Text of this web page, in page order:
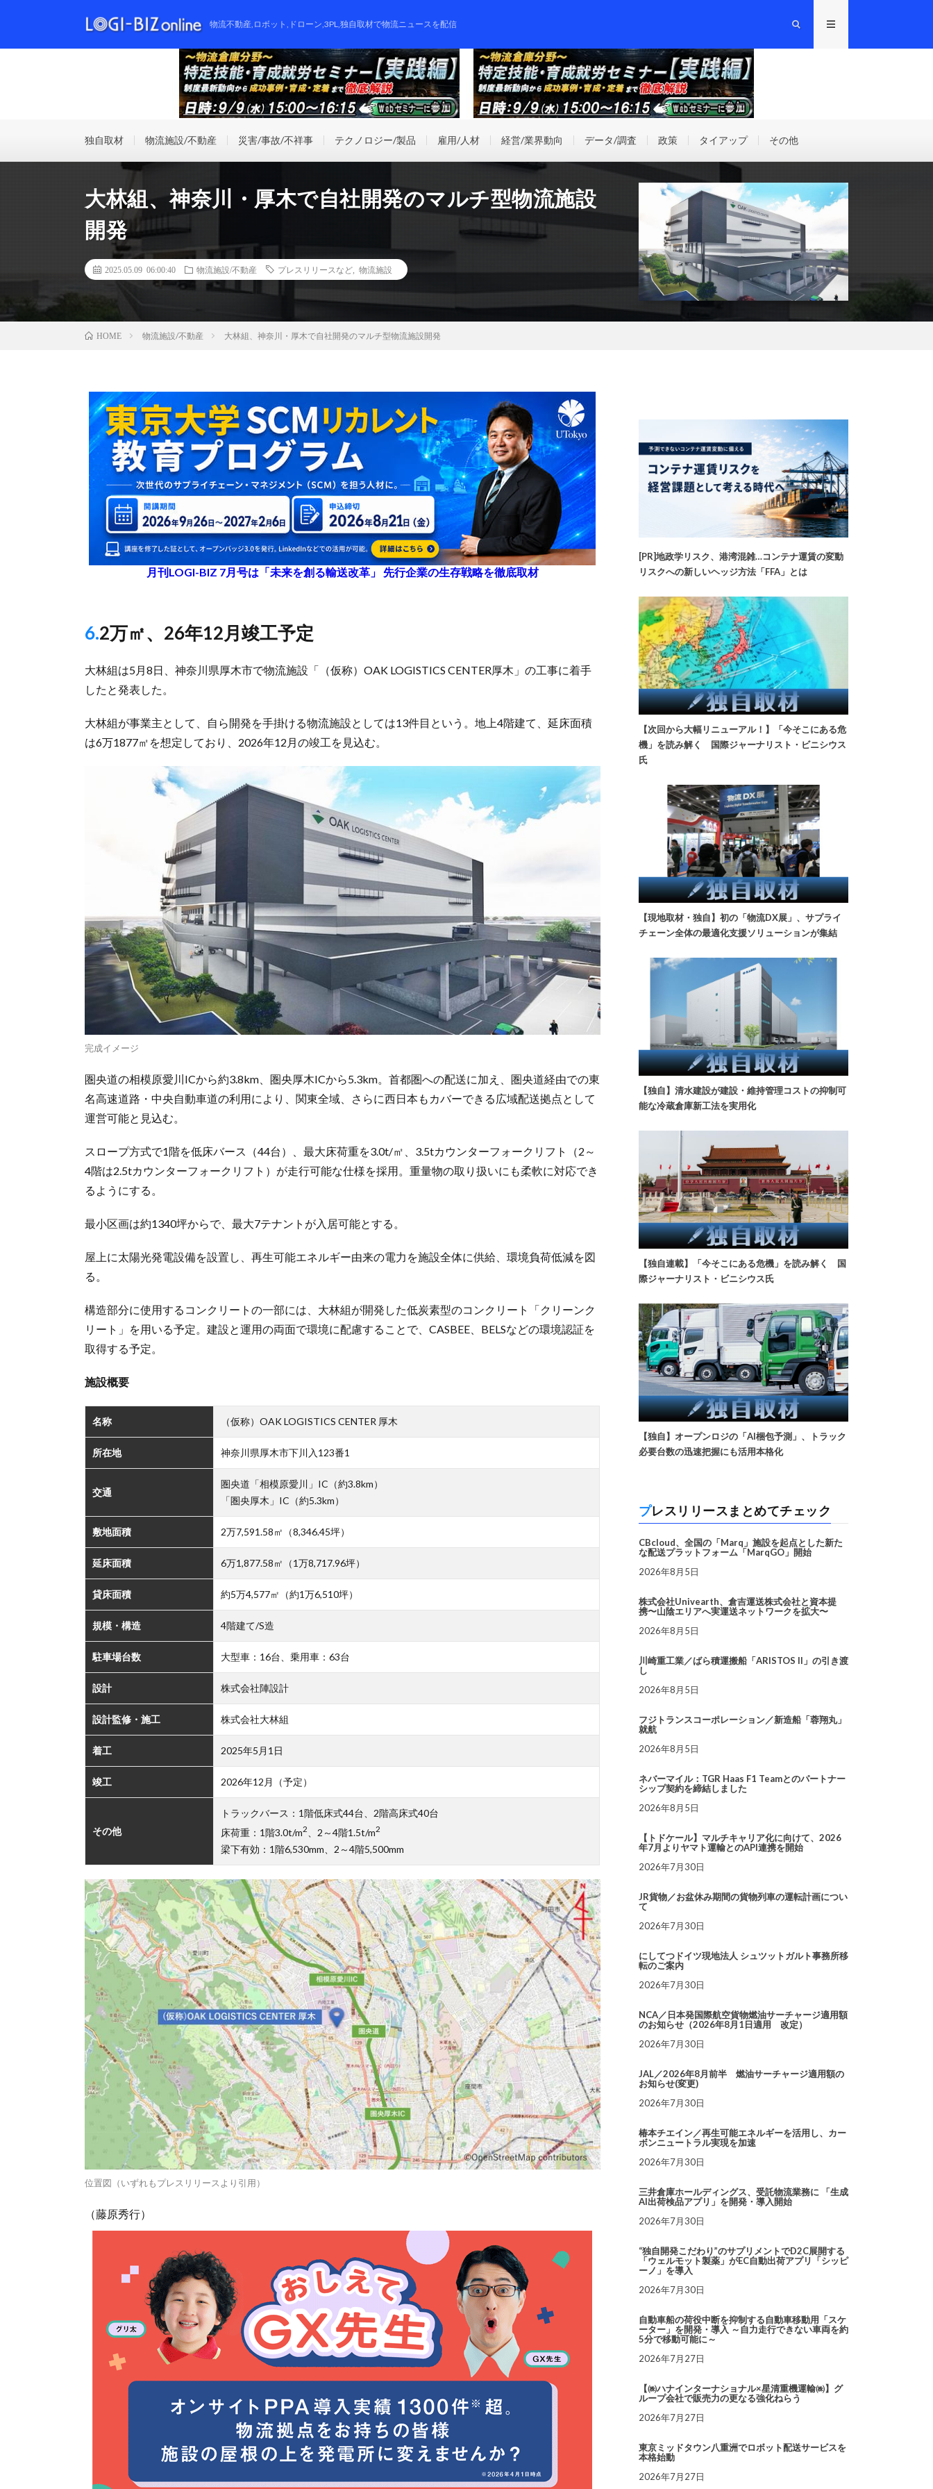
物流不動産,ロボット,ドローン,3PL,独自取材で物流ニュースを配信
独自取材 物流施設/不動産 災害/事故/不祥事 テクノロジー/製品 雇用/人材 経営/業界動向 データ/調査 政策 タイアップ その他
大林組、神奈川・厚木で自社開発のマルチ型物流施設
開発
2025.05.09 06:00:40 物流施設/不動産 プレスリリースなど 物流施設
HOME 物流施設/不動産 大林組、神奈川・厚木で自社開発のマルチ型物流施設開発
月刊LOGI-BIZ 7月号は「未来を創る輸送改革」 先行企業の生存戦略を徹底取材
6.2万㎡、26年12月竣工予定
大林組は5月8日、神奈川県厚木市で物流施設「（仮称）OAK LOGISTICS CENTER厚木」の工事に着手
したと発表した。
大林組が事業主として、自ら開発を手掛ける物流施設としては13件目という。地上4階建て、延床面積
は6万1877㎡を想定しており、2026年12月の竣工を見込む。
完成イメージ
圏央道の相模原愛川ICから約3.8km、圏央厚木ICから5.3km。首都圏への配送に加え、圏央道経由での東
名高速道路・中央自動車道の利用により、関東全域、さらに西日本もカバーできる広域配送拠点として
運営可能と見込む。
スロープ方式で1階を低床バース（44台）、最大床荷重を3.0t/㎡、3.5tカウンターフォークリフト（2～
4階は2.5tカウンターフォークリフト）が走行可能な仕様を採用。重量物の取り扱いにも柔軟に対応でき
るようにする。
最小区画は約1340坪からで、最大7テナントが入居可能とする。
屋上に太陽光発電設備を設置し、再生可能エネルギー由来の電力を施設全体に供給、環境負荷低減を図
る。
構造部分に使用するコンクリートの一部には、大林組が開発した低炭素型のコンクリート「クリーンク
リート」を用いる予定。建設と運用の両面で環境に配慮することで、CASBEE、BELSなどの環境認証を
取得する予定。
施設概要
名称 （仮称）OAK LOGISTICS CENTER 厚木
所在地 神奈川県厚木市下川入123番1
交通
圏央道「相模原愛川」IC（約3.8km）
「圏央厚木」IC（約5.3km）
敷地面積 2万7,591.58㎡（8,346.45坪）
延床面積 6万1,877.58㎡（1万8,717.96坪）
貸床面積 約5万4,577㎡（約1万6,510坪）
規模・構造 4階建て/S造
駐車場台数 大型車：16台、乗用車：63台
設計 株式会社陣設計
設計監修・施工 株式会社大林組
着工 2025年5月1日
竣工 2026年12月（予定）
その他
トラックバース：1階低床式44台、2階高床式40台
床荷重：1階3.0t/m2 、2～4階1.5t/m2
梁下有効：1階6,530mm、2～4階5,500mm
位置図（いずれもプレスリリースより引用）
（藤原秀行）
[PR]地政学リスク、港湾混雑…コンテナ運賃の変動
リスクへの新しいヘッジ方法「FFA」とは
【次回から大幅リニューアル！】「今そこにある危
機」を読み解く 国際ジャーナリスト・ビニシウス
氏
【現地取材・独自】初の「物流DX展」、サプライ
チェーン全体の最適化支援ソリューションが集結
【独自】清水建設が建設・維持管理コストの抑制可
能な冷蔵倉庫新工法を実用化
【独自連載】「今そこにある危機」を読み解く 国
際ジャーナリスト・ビニシウス氏
【独自】オープンロジの「AI梱包予測」、トラック
必要台数の迅速把握にも活用本格化
プレスリリースまとめてチェック
CBcloud、全国の「Marq」施設を起点とした新た
な配送プラットフォーム「MarqGO」開始
2026年8月5日
株式会社Univearth、倉吉運送株式会社と資本提
携〜山陰エリアへ実運送ネットワークを拡大〜
2026年8月5日
川崎重工業／ばら積運搬船「ARISTOS II」の引き渡
し
2026年8月5日
フジトランスコーポレーション／新造船「蓉翔丸」
就航
2026年8月5日
ネバーマイル：TGR Haas F1 Teamとのパートナー
シップ契約を締結しました
2026年8月5日
【トドケール】マルチキャリア化に向けて、2026
年7月よりヤマト運輸とのAPI連携を開始
2026年7月30日
JR貨物／お盆休み期間の貨物列車の運転計画につい
て
2026年7月30日
にしてつドイツ現地法人 シュツットガルト事務所移
転のご案内
2026年7月30日
NCA／日本発国際航空貨物燃油サーチャージ適用額
のお知らせ（2026年8月1日適用 改定）
2026年7月30日
JAL／2026年8月前半 燃油サーチャージ適用額の
お知らせ(変更)
2026年7月30日
椿本チエイン／再生可能エネルギーを活用し、カー
ボンニュートラル実現を加速
2026年7月30日
三井倉庫ホールディングス、受託物流業務に 「生成
AI出荷検品アプリ」を開発・導入開始
2026年7月30日
“独自開発こだわり”のサプリメントでD2C展開する
「ウェルモット製薬」がEC自動出荷アプリ「シッピ
ーノ」を導入
2026年7月30日
自動車船の荷役中断を抑制する自動車移動用「スケ
ーター」を開発・導入 ～自力走行できない車両を約
5分で移動可能に～
2026年7月27日
【㈱ハナインターナショナル×星清重機運輸㈱】グ
ループ会社で販売力の更なる強化ねらう
2026年7月27日
東京ミッドタウン八重洲でロボット配送サービスを
本格始動
2026年7月27日